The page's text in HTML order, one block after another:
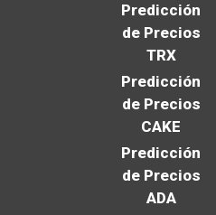
Predicción
de Precios
TRX
Predicción
de Precios
CAKE
Predicción
de Precios
ADA